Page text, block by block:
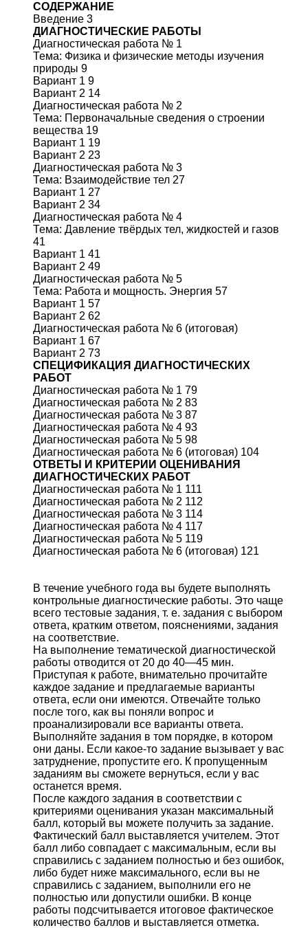
СОДЕРЖАНИЕ
Введение 3
ДИАГНОСТИЧЕСКИЕ РАБОТЫ
Диагностическая работа № 1
Тема: Физика и физические методы изучения
природы 9
Вариант 1 9
Вариант 2 14
Диагностическая работа № 2
Тема: Первоначальные сведения о строении
вещества 19
Вариант 1 19
Вариант 2 23
Диагностическая работа № 3
Тема: Взаимодействие тел 27
Вариант 1 27
Вариант 2 34
Диагностическая работа № 4
Тема: Давление твёрдых тел, жидкостей и газов
41
Вариант 1 41
Вариант 2 49
Диагностическая работа № 5
Тема: Работа и мощность. Энергия 57
Вариант 1 57
Вариант 2 62
Диагностическая работа № 6 (итоговая)
Вариант 1 67
Вариант 2 73
СПЕЦИФИКАЦИЯ ДИАГНОСТИЧЕСКИХ
РАБОТ
Диагностическая работа № 1 79
Диагностическая работа № 2 83
Диагностическая работа № 3 87
Диагностическая работа № 4 93
Диагностическая работа № 5 98
Диагностическая работа № 6 (итоговая) 104
ОТВЕТЫ И КРИТЕРИИ ОЦЕНИВАНИЯ
ДИАГНОСТИЧЕСКИХ РАБОТ
Диагностическая работа № 1 111
Диагностическая работа № 2 112
Диагностическая работа № 3 114
Диагностическая работа № 4 117
Диагностическая работа № 5 119
Диагностическая работа № 6 (итоговая) 121
В течение учебного года вы будете выполнять
контрольные диагностические работы. Это чаще
всего тестовые задания, т. е. задания с выбором
ответа, кратким ответом, пояснениями, задания
на соответствие.
На выполнение тематической диагностической
работы отводится от 20 до 40—45 мин.
Приступая к работе, внимательно прочитайте
каждое задание и предлагаемые варианты
ответа, если они имеются. Отвечайте только
после того, как вы поняли вопрос и
проанализировали все варианты ответа.
Выполняйте задания в том порядке, в котором
они даны. Если какое-то задание вызывает у вас
затруднение, пропустите его. К пропущенным
заданиям вы сможете вернуться, если у вас
останется время.
После каждого задания в соответствии с
критериями оценивания указан максимальный
балл, который вы можете получить за задание.
Фактический балл выставляется учителем. Этот
балл либо совпадает с максимальным, если вы
справились с заданием полностью и без ошибок,
либо будет ниже максимального, если вы не
справились с заданием, выполнили его не
полностью или допустили ошибки. В конце
работы подсчитывается итоговое фактическое
количество баллов и выставляется отметка.